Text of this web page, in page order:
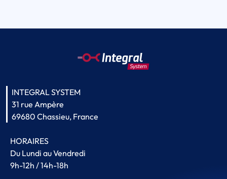
INTEGRAL SYSTEM
31 rue Ampère
69680 Chassieu, France
HORAIRES
Du Lundi au Vendredi
9h-12h / 14h-18h